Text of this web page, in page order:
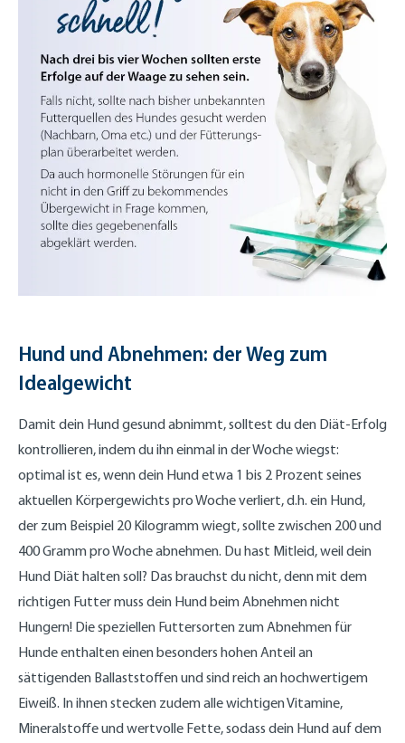
Hund und Abnehmen: der Weg zum
Idealgewicht
Damit dein Hund gesund abnimmt, solltest du den Diät-Erfolg
kontrollieren, indem du ihn einmal in der Woche wiegst:
optimal ist es, wenn dein Hund etwa 1 bis 2 Prozent seines
aktuellen Körpergewichts pro Woche verliert, d.h. ein Hund,
der zum Beispiel 20 Kilogramm wiegt, sollte zwischen 200 und
400 Gramm pro Woche abnehmen. Du hast Mitleid, weil dein
Hund Diät halten soll? Das brauchst du nicht, denn mit dem
richtigen Futter muss dein Hund beim Abnehmen nicht
Hungern! Die speziellen Futtersorten zum Abnehmen für
Hunde enthalten einen besonders hohen Anteil an
sättigenden Ballaststoffen und sind reich an hochwertigem
Eiweiß. In ihnen stecken zudem alle wichtigen Vitamine,
Mineralstoffe und wertvolle Fette, sodass dein Hund auf dem